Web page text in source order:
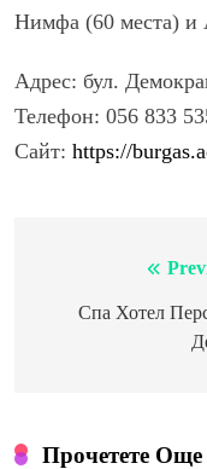
Нимфа (60 места) и
Адрес: бул.
Телефон: 056 833
Сайт: https://
Спа Хотел
Прочетете Още